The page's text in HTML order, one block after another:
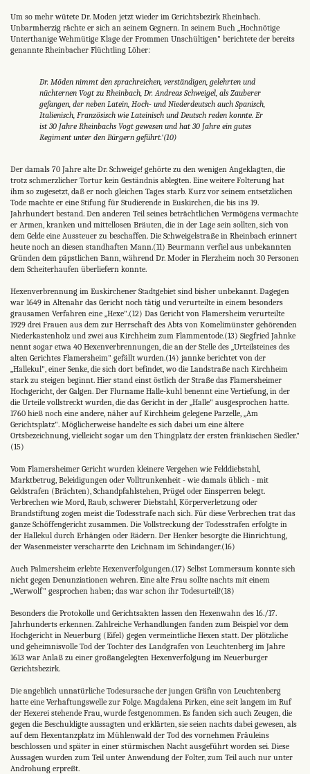
Um so mehr wütete Dr. Moden jetzt wieder im Gerichtsbezirk Rheinbach.
Unbarmherzig rächte er sich an seinem Gegnern. In seinem Buch „Hochnötige
Unterthanige Wehmütige Klage der Frommen Unschültigen" berichtete der bereits
genannte Rheinbacher Flüchtling Löher:
Dr. Möden nimmt den sprachreichen, verständigen, gelehrten und
nüchternen Vogt zu Rheinbach, Dr. Andreas Schweigel, als Zauberer
gefangen, der neben Latein, Hoch- und Niederdeutsch auch Spanisch,
Italienisch, Französisch wie Lateinisch und Deutsch reden konnte. Er
ist 30 Jahre Rheinbachs Vogt gewesen und hat 30 Jahre ein gutes
Regiment unter den Bürgern geführt.'(10)
Der damals 70 Jahre alte Dr. Schweige! gehörte zu den wenigen Angeklagten, die
trotz schmerzlicher Tortur kein Geständnis ablegten. Eine weitere Folterung hat
ihm so zugesetzt, daß er noch gleichen Tages starb. Kurz vor seinem entsetzlichen
Tode machte er eine Stifung für Studierende in Euskirchen, die bis ins 19.
Jahrhundert bestand. Den anderen Teil seines beträchtlichen Vermögens vermachte
er Armen, kranken und mittellosen Bräuten, die in der Lage sein sollten, sich von
dem Gelde eine Aussteuer zu beschaffen. Die Schweigelstraße in Rheinbach erinnert
heute noch an diesen standhaften Mann.(11) Beurmann verfiel aus unbekannten
Gründen dem päpstlichen Bann, während Dr. Moder in Flerzheim noch 30 Personen
dem Scheiterhaufen überliefern konnte.
Hexenverbrennung im Euskirchener Stadtgebiet sind bisher unbekannt. Dagegen
war 1649 in Altenahr das Gericht noch tätig und verurteilte in einem besonders
grausamen Verfahren eine „Hexe".(12) Das Gericht von Flamersheim verurteilte
1929 drei Frauen aus dem zur Herrschaft des Abts von Komelimünster gehörenden
Niederkastenholz und zwei aus Kirchheim zum Flammentode.(13) Siegfried Jahnke
nennt sogar etwa 40 Hexenverbrennungen, die an der Stelle des „Urteilsteines des
alten Gerichtes Flamersheim" gefällt wurden.(14) jannke berichtet von der
„Hallekul", einer Senke, die sich dort befindet, wo die Landstraße nach Kirchheim
stark zu steigen beginnt. Hier stand einst östlich der Straße das Flamersheimer
Hochgericht, der Galgen. Der Flurname Halle-kuhl benennt eine Vertiefung, in der
die Urteile vollstreckt wurden, die das Gericht in der „Halle" ausgesprochen hatte.
1760 hieß noch eine andere, näher auf Kirchheim gelegene Parzelle, „Am
Gerichtsplatz". Möglicherweise handelte es sich dabei um eine ältere
Ortsbezeichnung, vielleicht sogar um den Thingplatz der ersten fränkischen Siedler."
(15)
Vom Flamersheimer Gericht wurden kleinere Vergehen wie Felddiebstahl,
Marktbetrug, Beleidigungen oder Volltrunkenheit - wie damals üblich - mit
Geldstrafen (Brächten), Schandpfahlstehen, Prügel oder Einsperren belegt.
Verbrechen wie Mord, Raub, schwerer Diebstahl, Körperverletzung oder
Brandstiftung zogen meist die Todesstrafe nach sich. Für diese Verbrechen trat das
ganze Schöffengericht zusammen. Die Vollstreckung der Todesstrafen erfolgte in
der Hallekul durch Erhängen oder Rädern. Der Henker besorgte die Hinrichtung,
der Wasenmeister verscharrte den Leichnam im Schindanger.(16)
Auch Palmersheim erlebte Hexenverfolgungen.(17) Selbst Lommersum konnte sich
nicht gegen Denunziationen wehren. Eine alte Frau sollte nachts mit einem
„Werwolf" gesprochen haben; das war schon ihr Todesurteil!(18)
Besonders die Protokolle und Gerichtsakten lassen den Hexenwahn des 16./17.
Jahrhunderts erkennen. Zahlreiche Verhandlungen fanden zum Beispiel vor dem
Hochgericht in Neuerburg (Eifel) gegen vermeintliche Hexen statt. Der plötzliche
und geheimnisvolle Tod der Tochter des Landgrafen von Leuchtenberg im Jahre
1613 war Anlaß zu einer großangelegten Hexenverfolgung im Neuerburger
Gerichtsbezirk.
Die angeblich unnatürliche Todesursache der jungen Gräfin von Leuchtenberg
hatte eine Verhaftungswelle zur Folge. Magdalena Pirken, eine seit langem im Ruf
der Hexerei stehende Frau, wurde festgenommen. Es fanden sich auch Zeugen, die
gegen die Beschuldigte aussagten und erklärten, sie seien nachts dabei gewesen, als
auf dem Hexentanzplatz im Mühlenwald der Tod des vornehmen Fräuleins
beschlossen und später in einer stürmischen Nacht ausgeführt worden sei. Diese
Aussagen wurden zum Teil unter Anwendung der Folter, zum Teil auch nur unter
Androhung erpreßt.